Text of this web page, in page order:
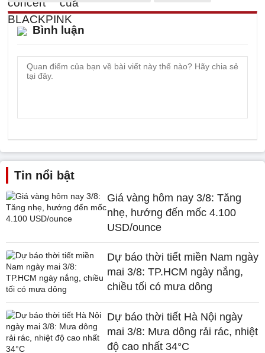
Bình luận
Tin nổi bật
Giá vàng hôm nay 3/8: Tăng
nhẹ, hướng đến mốc 4.100
USD/ounce
Dự báo thời tiết miền Nam ngày
mai 3/8: TP.HCM ngày nắng,
chiều tối có mưa dông
Dự báo thời tiết Hà Nội ngày
mai 3/8: Mưa dông rải rác, nhiệt
độ cao nhất 34°C